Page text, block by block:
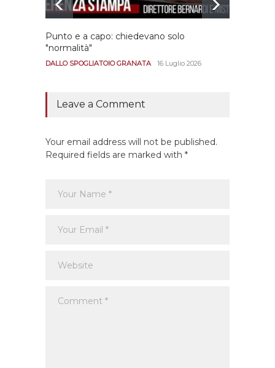
Punto e a capo: chiedevano solo
"normalità"
DALLO SPOGLIATOIO GRANATA 16 Luglio 2026
Leave a Comment
Your email address will not be published.
Required fields are marked with *